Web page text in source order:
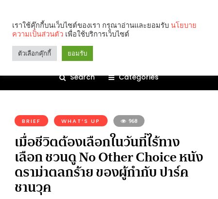
Search Categories
BRIEF WHAT’S UP 968
เมื่อชีวิตต้องเลือกในวันที่ไร้ทาง
เลือก ชวนดู No Other Choice หนัง
ดราม่าตลกร้าย ของผู้กำกับ ปาร์ค
ชานวุค
เราใช้คุ๊กกี้บนเว็บไซต์ของเรา กรุณาอ่านและยอมรับ นโยบาย
ความเป็นส่วนตัว เพื่อใช้บริการเว็บไซต์
ตัวเลือกคุ๊กกี้ ยอมรับ